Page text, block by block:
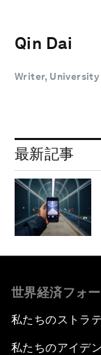
Qin Dai
Writer, University
最新記事
世界経済フォ
私たちのストラ
私たちのアイデ